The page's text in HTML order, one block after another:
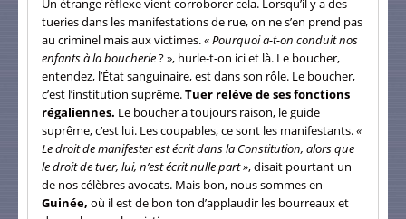
Un étrange réflexe vient corroborer cela. Lorsqu’il y a des
tueries dans les manifestations de rue, on ne s’en prend pas
au criminel mais aux victimes. «Pourquoi a-t-on conduit nos
enfants à la boucherie? », hurle-t-on ici et là. Le boucher,
entendez, l’État sanguinaire, est dans son rôle. Le boucher,
c’est l’institution suprême.Tuer relève de ses fonctions
régaliennes. Le boucher a toujours raison, le guide
suprême, c’est lui. Les coupables, ce sont les manifestants.«
Le droit de manifester est écrit dans la Constitution, alors que
le droit de tuer, lui, n’est écrit nulle part », disait pourtant un
de nos célèbres avocats. Mais bon, nous sommes en
Guinée, où il est de bon ton d’applaudir les bourreaux et